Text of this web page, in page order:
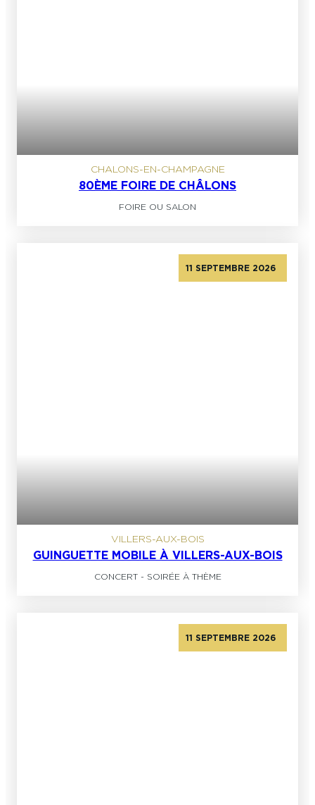
CHALONS-EN-CHAMPAGNE
80ÈME FOIRE DE CHÂLONS
FOIRE OU SALON
11 SEPTEMBRE 2026
VILLERS-AUX-BOIS
GUINGUETTE MOBILE À VILLERS-AUX-BOIS
CONCERT- SOIRÉE À THÈME
11 SEPTEMBRE 2026